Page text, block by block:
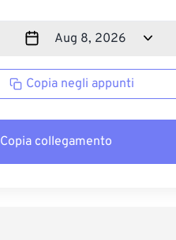
Copia negli appunti
Copia collegamento